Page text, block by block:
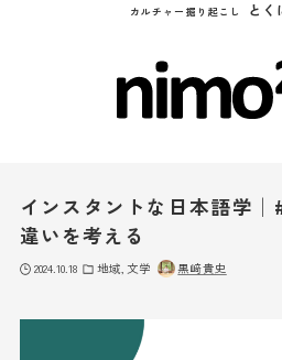
カルチャー掘り起こし とく
インスタントな日本語学
違いを考える
2024.10.18 地域 文学 黒﨑貴史